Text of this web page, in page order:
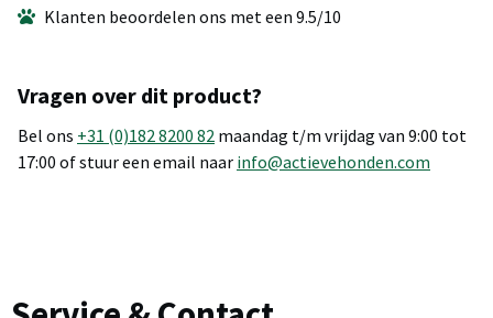
Klanten beoordelen ons met een 9.5/10
Vragen over dit product?
Bel ons +31 (0)182 8200 82 maandag t/m vrijdag van 9:00 tot
17:00 of stuur een email naar info@actievehonden.com